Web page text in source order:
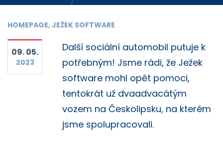
HOMEPAGE, JEŽEK SOFTWARE
09. 05.
2023
Další sociální automobil putuje k
potřebným! Jsme rádi, že Ježek
software mohl opět pomoci,
tentokrát už dvaadvacátým
vozem na Českolipsku, na kterém
jsme spolupracovali.